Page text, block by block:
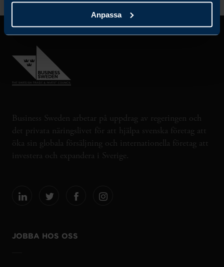
Anpassa
Business Sweden arbetar på uppdrag av regeringen och
det privata näringslivet för att hjälpa svenska företag att
öka sin globala försäljning och internationella företag att
investera och expandera i Sverige.
JOBBA HOS OSS